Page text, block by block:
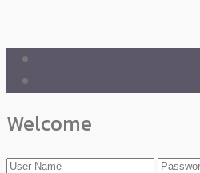
Welcome